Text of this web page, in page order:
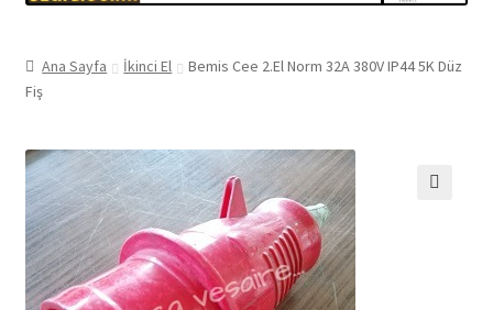
Ana Sayfa İkinci El
Bemis Cee 2.El Norm 32A 380V IP44 5K Düz
Fiş